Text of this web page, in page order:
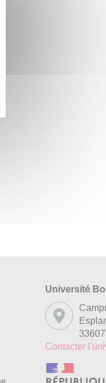
Université
Contacter